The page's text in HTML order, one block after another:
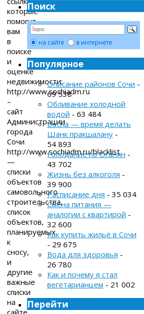
которые
помогут
вам
в
поиске
и
оценке
недвижимости:
http://www.sochiadm.ru
–
сайт
Администрации
города
Сочи
http://www.sochiadm.ru/blacklist
—
списки
объектов
самовольного
строительства,
список
объектов,
планируемых
к
сносу,
и
другие
важные
списки
на
сайте
Поиск
на сайте в интернете
Популярное
Описание районов Сочи -
69 538
Обливание холодной
водой - 63 484
Весна — время делать
Шанк пракшалану -
54 893
Голодание по Оганян -
43 702
Жизнь без алкоголя -
39 900
Расписание дня - 35 034
Смена питания —
аналогии с квартирой -
32 600
Как купить жильё в Сочи
- 29 675
Вода для здоровья -
26 780
Как и почему я стал
вегетарианцем - 21 002
Перейти